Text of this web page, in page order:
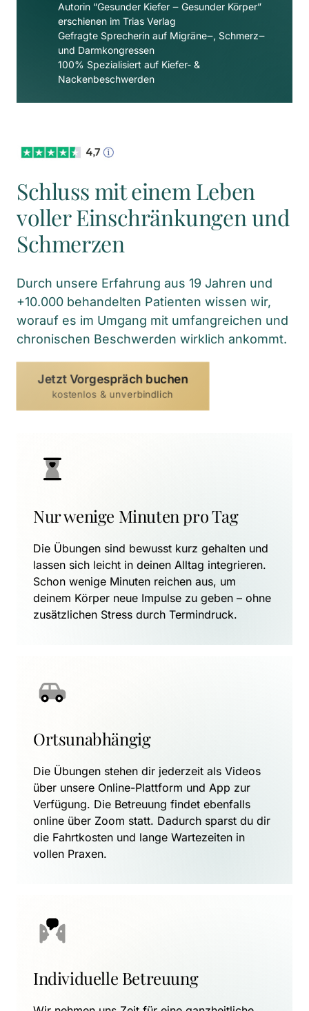
Autorin “Gesunder Kiefer ‒ Gesunder Körper”
erschienen im Trias Verlag
Gefragte Sprecherin auf Migräne‒, Schmerz‒
und Darmkongressen
100% Spezialisiert auf Kiefer- &
Nackenbeschwerden
Schluss mit einem Leben
voller Einschränkungen und
Schmerzen
Durch unsere Erfahrung aus 19 Jahren und
+10.000 behandelten Patienten wissen wir,
worauf es im Umgang mit umfangreichen und
chronischen Beschwerden wirklich ankommt.
Jetzt Vorgespräch buchen
kostenlos & unverbindlich
Nur wenige Minuten pro Tag
Die Übungen sind bewusst kurz gehalten und
lassen sich leicht in deinen Alltag integrieren.
Schon wenige Minuten reichen aus, um
deinem Körper neue Impulse zu geben – ohne
zusätzlichen Stress durch Termindruck.
Ortsunabhängig
Die Übungen stehen dir jederzeit als Videos
über unsere Online-Plattform und App zur
Verfügung. Die Betreuung findet ebenfalls
online über Zoom statt. Dadurch sparst du dir
die Fahrtkosten und lange Wartezeiten in
vollen Praxen.
Individuelle Betreuung